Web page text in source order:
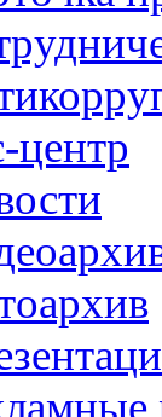
центр